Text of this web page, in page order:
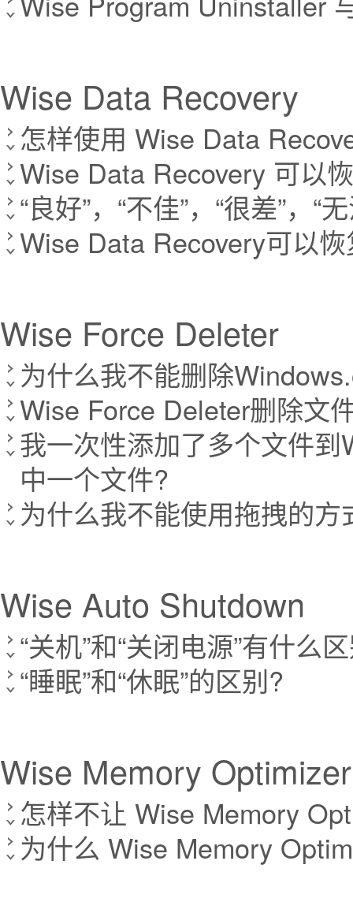
Wise Data Recovery
怎样使用 Wise Data
Wise Data Recovery 可以
“良好”，“不佳”，“很差”，“
Wise Data Recovery可以
Wise Force Deleter
为什么我不能删除
Wise Force Deleter删除文
我一次性添加了多个文件
中一个文件?
为什么我不能使用拖拽的
Wise Auto Shutdown
“关机”和“关闭电源”有什么
“睡眠”和“休眠”的区别?
Wise Memory Optimizer
怎样不让 Wise Memory
为什么 Wise Memory